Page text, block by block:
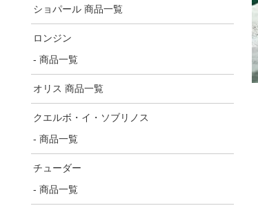
ショパール 商品一覧
ロンジン
- 商品一覧
オリス 商品一覧
クエルボ・イ・ソブリノス
- 商品一覧
チューダー
- 商品一覧